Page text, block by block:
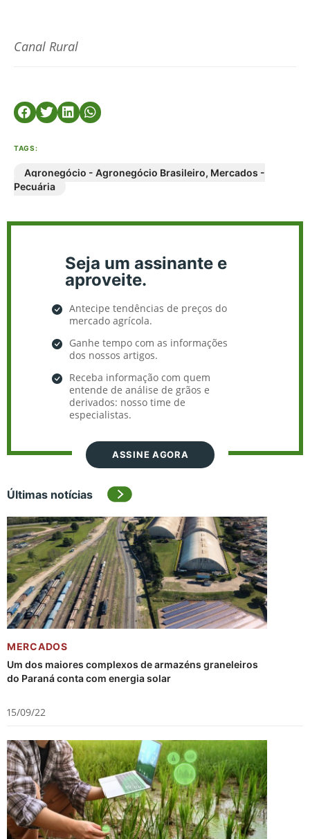
Canal Rural
TAGS:
Agronegócio - Agronegócio Brasileiro, Mercados -
Pecuária
Seja um assinante e
aproveite.
Antecipe tendências de preços do
mercado agrícola.
Ganhe tempo com as informações
dos nossos artigos.
Receba informação com quem
entende de análise de grãos e
derivados: nosso time de
especialistas.
ASSINE AGORA
Últimas notícias
MERCADOS
Um dos maiores complexos de armazéns graneleiros
do Paraná conta com energia solar
15/09/22